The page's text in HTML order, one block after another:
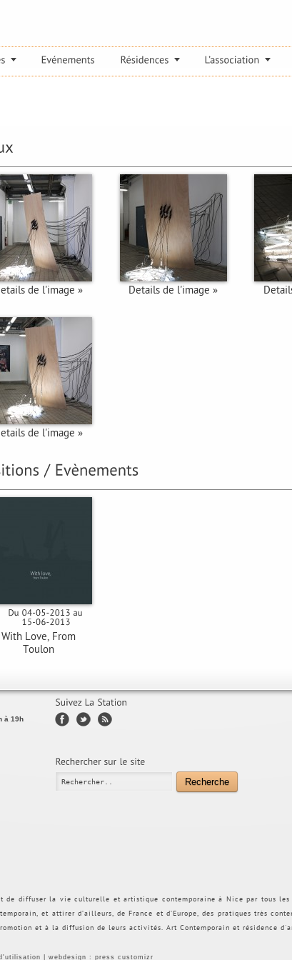
de l'image » Details de l'image »
de l'image »
With Love, From
Toulon
à 19h
Recherche
diffuser la vie culturelle et artistique contemporaine à Nice par tous
et attirer d’ailleurs, de France et d’Europe, des pratiques très
et à la diffusion de leurs activités. Art Contemporain et résidence
| webdesign : press customizr